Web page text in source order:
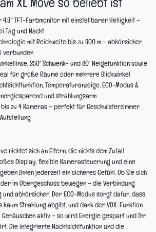
XL Move so beliebt ist
4,3″ TFT-Farbmonitor mit einstellbarer Helligkeit –
Tag und Nacht
mit Reichweite bis zu 300 m – abhörsicher
verbunden
350° Schwenk- und 80° Neigefunktion sowie
für große Räume oder mehrere Blickwinkel
Temperaturanzeige, ECO-Modus &
und strahlungsarm
zu 4 Kameras – perfekt für Geschwisterzimmer
richtet sich an Eltern, die nichts dem Zufall
Display, flexible Kamerasteuerung und eine
Ihnen jederzeit ein sicheres Gefühl. Ob Sie sich
im Obergeschoss bewegen – die Verbindung
abhörsicher. Der ECO-Modus sorgt dafür, dass
kaum Strahlung abgibt, und dank der VOX-Funktion
Geräuschen aktiv – so wird Energie gespart und Ihr
Die integrierte Nachtsichtfunktion und die